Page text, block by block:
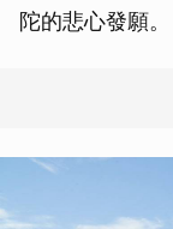
陀的悲心發願。